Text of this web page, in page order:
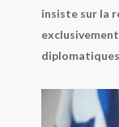
insiste sur la
diplomatiques